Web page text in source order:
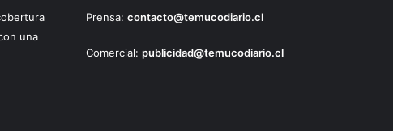
una
Prensa:contacto@temucodiario.cl
Comercial:publicidad@temucodiario.cl